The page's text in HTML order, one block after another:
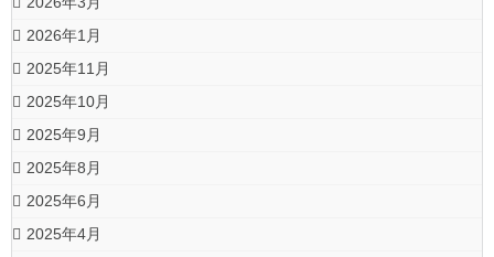
2026年1月
2025年11月
2025年10月
2025年9月
2025年8月
2025年6月
2025年4月